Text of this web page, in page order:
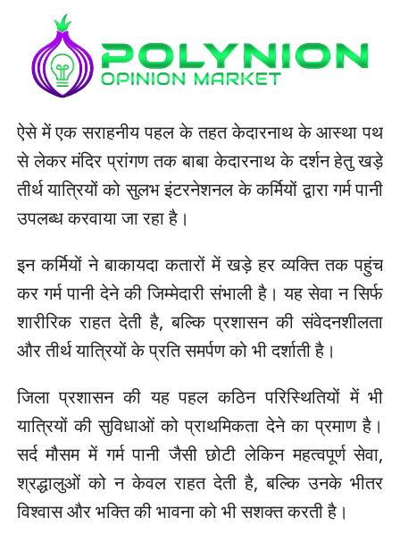
ऐसे में एक सराहनीय पहल के तहत केदारनाथ के आस्था पथ
से लेकर मंदिर प्रांगण तक बाबा केदारनाथ के दर्शन हेतु खड़े
तीर्थ यात्रियों को सुलभ इंटरनेशनल के कर्मियों द्वारा गर्म पानी
उपलब्ध करवाया जा रहा है।
इन कर्मियों ने बाकायदा कतारों में खड़े हर व्यक्ति तक पहुंच
कर गर्म पानी देने की जिम्मेदारी संभाली है। यह सेवा न सिर्फ
शारीरिक राहत देती है, बल्कि प्रशासन की संवेदनशीलता
और तीर्थ यात्रियों के प्रति समर्पण को भी दर्शाती है।
जिला प्रशासन की यह पहल कठिन परिस्थितियों में भी
यात्रियों की सुविधाओं को प्राथमिकता देने का प्रमाण है।
सर्द मौसम में गर्म पानी जैसी छोटी लेकिन महत्वपूर्ण सेवा,
श्रद्धालुओं को न केवल राहत देती है, बल्कि उनके भीतर
विश्वास और भक्ति की भावना को भी सशक्त करती है।